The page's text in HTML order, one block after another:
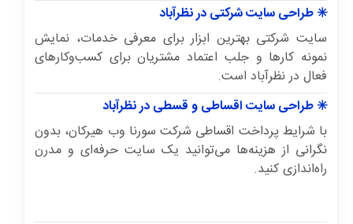
✳️ طراحی سایت شرکتی در نظرآباد
سایت شرکتی بهترین ابزار برای معرفی خدمات، نمایش
نمونه کارها و جلب اعتماد مشتریان برای کسب‌وکارهای
فعال در نظرآباد است.
✳️ طراحی سایت اقساطی و قسطی در نظرآباد
با شرایط پرداخت اقساطی شرکت سورنا وب هیرکان، بدون
نگرانی از هزینه‌ها می‌توانید یک سایت حرفه‌ای و مدرن
راه‌اندازی کنید.